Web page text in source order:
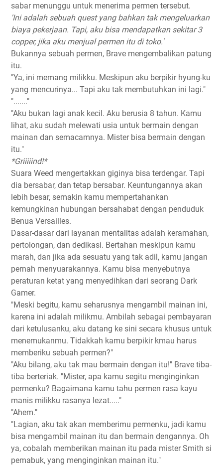
sabar menunggu untuk menerima permen tersebut.
'Ini adalah sebuah quest yang bahkan tak mengeluarkan
biaya pekerjaan. Tapi, aku bisa mendapatkan sekitar 3
copper, jika aku menjual permen itu di toko.'
Bukannya sebuah permen, Brave mengembalikan patung
itu.
"Ya, ini memang milikku. Meskipun aku berpikir hyung-ku
yang mencurinya... Tapi aku tak membutuhkan ini lagi."
"......."
"Aku bukan lagi anak kecil. Aku berusia 8 tahun. Kamu
lihat, aku sudah melewati usia untuk bermain dengan
mainan dan semacamnya. Mister bisa bermain dengan
itu."
*Griiiiind!*
Suara Weed mengertakkan giginya bisa terdengar. Tapi
dia bersabar, dan tetap bersabar. Keuntungannya akan
lebih besar, semakin kamu mempertahankan
kemungkinan hubungan bersahabat dengan penduduk
Benua Versailles.
Dasar-dasar dari layanan mentalitas adalah keramahan,
pertolongan, dan dedikasi. Bertahan meskipun kamu
marah, dan jika ada sesuatu yang tak adil, kamu jangan
pernah menyuarakannya. Kamu bisa menyebutnya
peraturan ketat yang menyedihkan dari seorang Dark
Gamer.
"Meski begitu, kamu seharusnya mengambil mainan ini,
karena ini adalah milikmu. Ambilah sebagai pembayaran
dari ketulusanku, aku datang ke sini secara khusus untuk
menemukanmu. Tidakkah kamu berpikir kmau harus
memberiku sebuah permen?"
"Aku bilang, aku tak mau bermain dengan itu!" Brave tiba-
tiba berteriak. "Mister, apa kamu segitu menginginkan
permenku? Bagaimana kamu tahu permen rasa kayu
manis milikku rasanya lezat....."
"Ahem."
"Lagian, aku tak akan memberimu permenku, jadi kamu
bisa mengambil mainan itu dan bermain dengannya. Oh
ya, cobalah memberikan mainan itu pada mister Smith si
pemabuk, yang menginginkan mainan itu."